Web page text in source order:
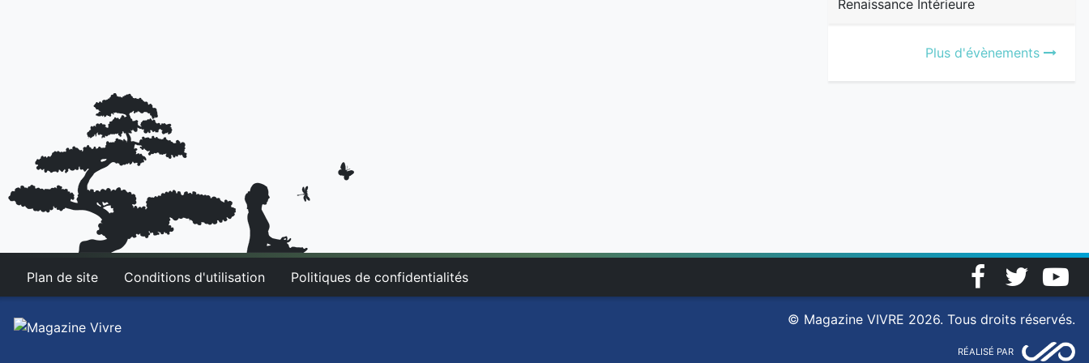
Renaissance Intérieure
Plus d'évènements
Plan de site Conditions d'utilisation Politiques de confidentialités
FacebookTwitter
© Magazine VIVRE 2026. Tous droits réservés.
RÉALISÉ PAR